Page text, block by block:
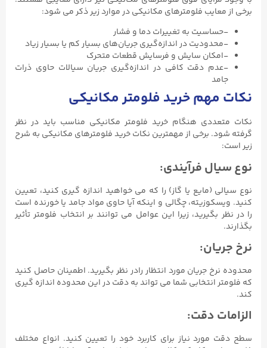
برخی از معایب فلومترهای مکانیکی در موارد زیر ذکر می شود:
-حساسیت به تغییرات دما و فشار
-محدودیت در اندازه‌گیری جریان‌های بسیار کم یا بسیار زیاد
-امکان سایش و فرسایش قطعات متحرک
-عدم دقت کافی در اندازه‌گیری جریان سیالات حاوی ذرات
جامد
نکات مهم خرید فلومتر مکانیکی
نکات متعددی هنگام خرید فلومتر مکانیکی مناسب باید در نظر
گرفته شود. برخی از مهمترین نکات خرید فلومترهای مکانیکی به شرح
زیر است:
نوع سیال فرآیندی:
نوع سیالی (مایع یا گاز) را که می خواهید اندازه گیری کنید، تعیین
کنید. ویسکوزیته، چگالی و اینکه آیا حاوی مواد جامد یا خورنده است
را در نظر بگیرید، زیرا این عوامل می توانند بر انتخاب فلومتر تأثیر
بگذارند.
نرخ جریان:
محدوده نرخ جریان مورد انتظار رادر نظر بگیرید. اطمینان حاصل کنید
که فلومتر انتخابی شما می تواند به دقت در این محدوده اندازه گیری
کند.
الزامات دقت:
سطح دقت مورد نیاز برای کاربرد خود را تعیین کنید. انواع مختلف